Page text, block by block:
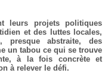
leurs projets politiques
et des luttes locales,
presque abstraite, des
un tabou ce qui se trouve
à la fois concrète et
à relever le défi.